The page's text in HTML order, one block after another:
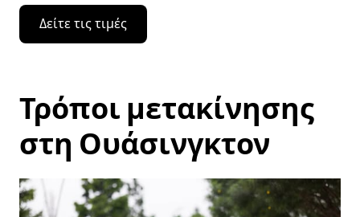
Πατήστε
πλήκτρο
βέλος
για
μετακινηθείτε
και
να
Δείτε τις τιμές
Τρόποι μετακίνησης
στη Ουάσινγκτον